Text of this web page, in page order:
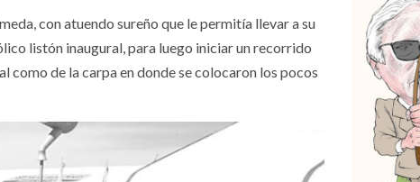
con atuendo sureño que le permitía llevar a su
listón inaugural, para luego iniciar un recorrido
de la carpa en donde se colocaron los pocos